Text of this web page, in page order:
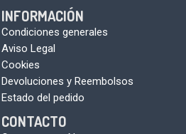
INFORMACIÓN
Condiciones generales
Aviso Legal
Cookies
Devoluciones y Reembolsos
Estado del pedido
CONTACTO